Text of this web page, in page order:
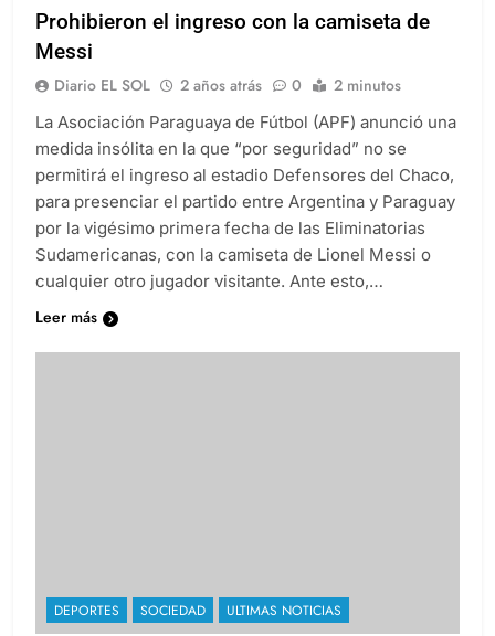
Prohibieron el ingreso con la camiseta de
Messi
Diario EL SOL 2 años atrás 0 2 minutos
La Asociación Paraguaya de Fútbol (APF) anunció una
medida insólita en la que “por seguridad” no se
permitirá el ingreso al estadio Defensores del Chaco,
para presenciar el partido entre Argentina y Paraguay
por la vigésimo primera fecha de las Eliminatorias
Sudamericanas, con la camiseta de Lionel Messi o
cualquier otro jugador visitante. Ante esto,…
Leer más
DEPORTES SOCIEDAD ULTIMAS NOTICIAS